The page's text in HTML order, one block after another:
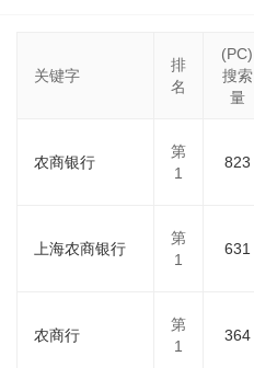
关键字
排
名
(PC)
搜索
量
农商银行
第
1
823
上海农商银行
第
1
631
农商行
第
1
364